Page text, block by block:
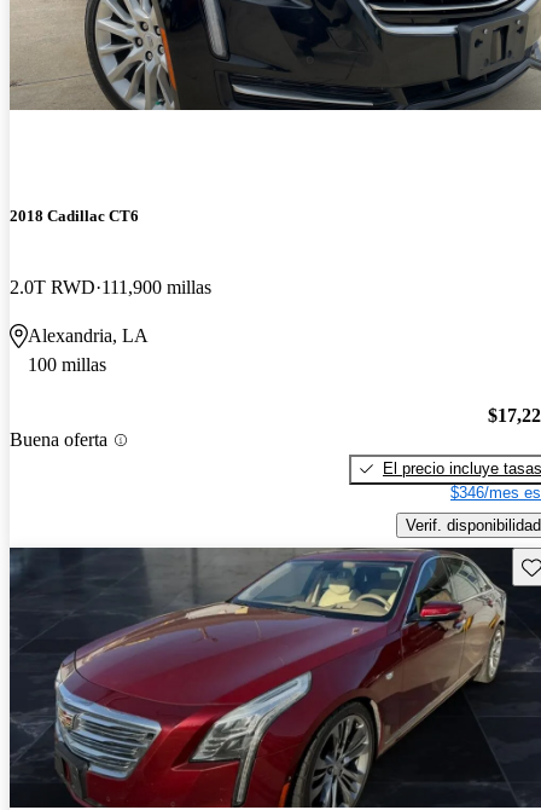
2018 Cadillac CT6
2.0T RWD 111,900 millas
Alexandria, LA
100 millas
Buena oferta
El precio incluye tasas
$346/mes
Verif. disponibilidad